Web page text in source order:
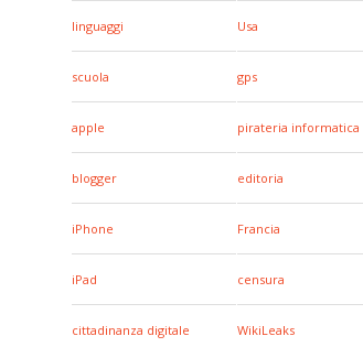
linguaggi Usa
scuola gps
apple pirateria informatica
blogger editoria
iPhone Francia
iPad censura
cittadinanza digitale WikiLeaks